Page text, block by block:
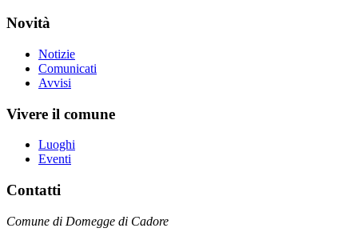
Novità
Notizie
Comunicati
Avvisi
Vivere il comune
Luoghi
Eventi
Contatti
Comune di Domegge di Cadore